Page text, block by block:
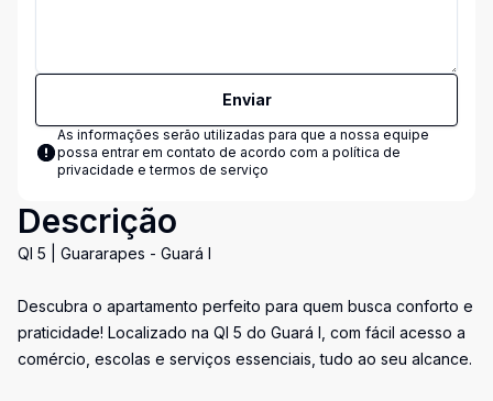
Enviar
As informações serão utilizadas para que a nossa equipe
possa entrar em contato de acordo com a política de
privacidade e termos de serviço
Descrição
QI 5 | Guararapes - Guará I
Descubra o apartamento perfeito para quem busca conforto e
praticidade! Localizado na QI 5 do Guará I, com fácil acesso a
comércio, escolas e serviços essenciais, tudo ao seu alcance.